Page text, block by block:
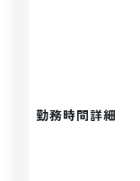
勤務時間詳細